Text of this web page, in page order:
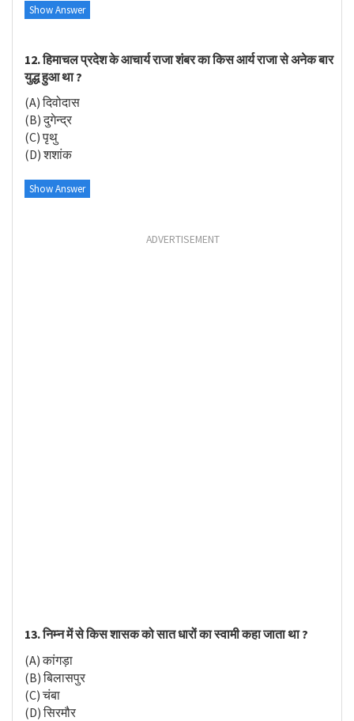
Show Answer
12. हिमाचल प्रदेश के आचार्य राजा शंबर का किस आर्य राजा से अनेक बार
युद्ध हुआ था ?
(A) दिवोदास
(B) दुगेन्द्र
(C) पृथु
(D) शशांक
Show Answer
ADVERTISEMENT
13. निम्न में से किस शासक को सात धारों का स्वामी कहा जाता था ?
(A) कांगड़ा
(B) बिलासपुर
(C) चंबा
(D) सिरमौर